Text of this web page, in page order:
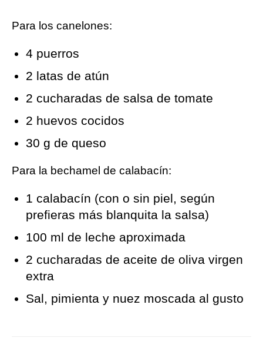
Para los canelones:
4 puerros
2 latas de atún
2 cucharadas de salsa de tomate
2 huevos cocidos
30 g de queso
Para la bechamel de calabacín:
1 calabacín (con o sin piel, según
prefieras más blanquita la salsa)
100 ml de leche aproximada
2 cucharadas de aceite de oliva virgen
extra
Sal, pimienta y nuez moscada al gusto